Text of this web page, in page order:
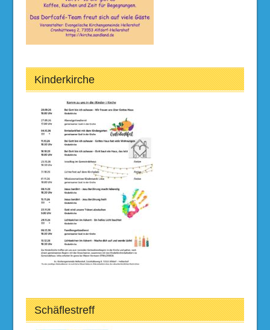
Kinderkirche
Schäflestreff